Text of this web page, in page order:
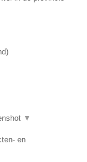
)
▼
en